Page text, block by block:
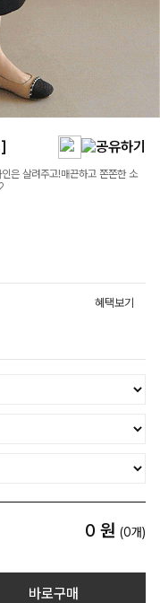
은 살려주고!매끈하고 쫀쫀한 소
혜택보기
0 원 (0개)
바로구매